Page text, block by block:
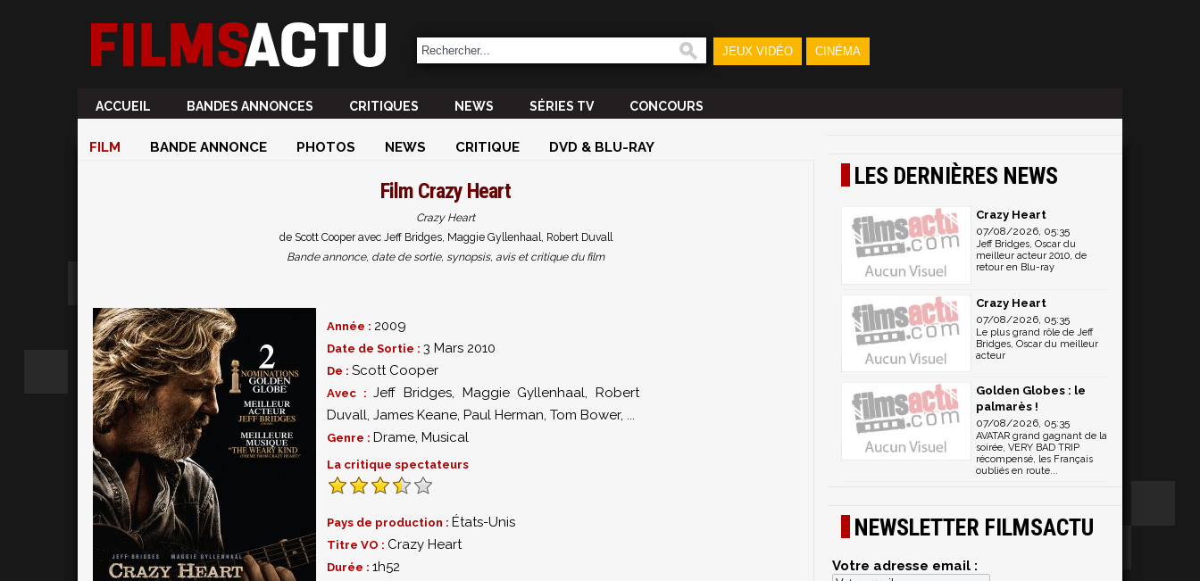
JEUX VIDÉO CINÉMA
ACCUEIL BANDES ANNONCES CRITIQUES NEWS SÉRIES TV CONCOURS
FILM BANDE ANNONCE PHOTOS NEWS CRITIQUE DVD & BLU-RAY
Film Crazy Heart
Crazy Heart
de Scott Cooper avec Jeff Bridges, Maggie Gyllenhaal, Robert Duvall
Bande annonce, date de sortie, synopsis, avis et critique du film
Année : 2009
Date de Sortie : 3 Mars 2010
De : Scott Cooper
Avec :Jeff Bridges, Maggie Gyllenhaal,Robert
Duvall, James Keane, Paul Herman, Tom Bower, ...
Genre : Drame, Musical
La critique spectateurs
Pays de production : États-Unis
Titre VO : Crazy Heart
Durée : 1h52
LES DERNIÈRES NEWS
Crazy Heart
07/08/2026, 05:35
Jeff Bridges, Oscar du
meilleur acteur 2010, de
retour en Blu-ray
Crazy Heart
07/08/2026, 05:35
Le plus grand rôle de Jeff
Bridges, Oscar du meilleur
acteur
Golden Globes : le
palmarès !
07/08/2026, 05:35
AVATAR grand gagnant de la
soirée, VERY BAD TRIP
récompensé, les Français
oubliés en route...
NEWSLETTER FILMSACTU
Votre adresse email :